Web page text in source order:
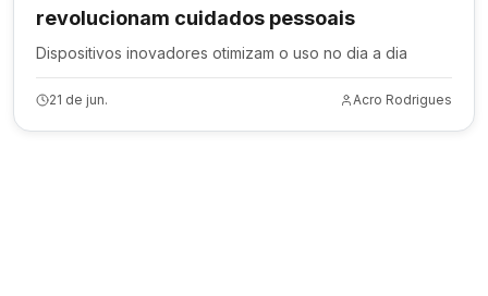
revolucionam cuidados pessoais
Dispositivos inovadores otimizam o uso no dia a dia
21 de jun. Acro Rodrigues